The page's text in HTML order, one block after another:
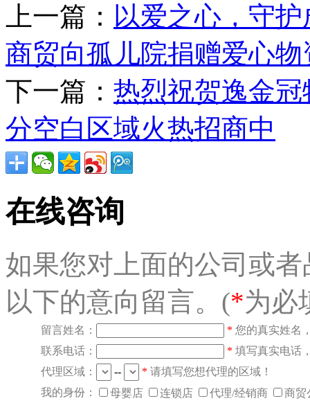
上一篇： 以爱之心，守
商贸向孤儿院捐赠爱心
下一篇： 热烈祝贺逸金
分空白区域火热招商中
在线咨询
如果您对上面的公司或
以下的意向留言。(*为必
留言姓名： * 您的真实姓名
联系电话：
* 填写真实电话
代理区域：
-- * 请填写您想代理的区域！
我的身份：
母婴店 连锁店 代理/经销商 商贸